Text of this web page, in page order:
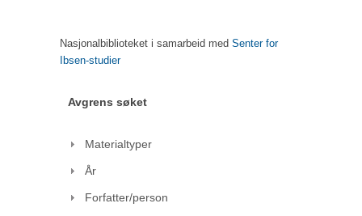
Nasjonalbiblioteket i samarbeid med Senter for
Ibsen-studier
Avgrens søket
Materialtyper
År
Forfatter/person